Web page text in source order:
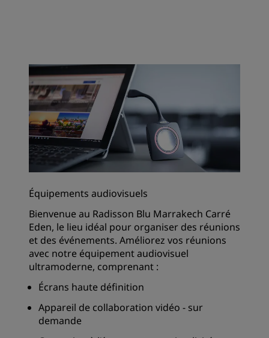
Équipements audiovisuels
Bienvenue au Radisson Blu Marrakech Carré
Eden, le lieu idéal pour organiser des réunions
et des événements. Améliorez vos réunions
avec notre équipement audiovisuel
ultramoderne, comprenant :
Écrans haute définition
Appareil de collaboration vidéo - sur
demande